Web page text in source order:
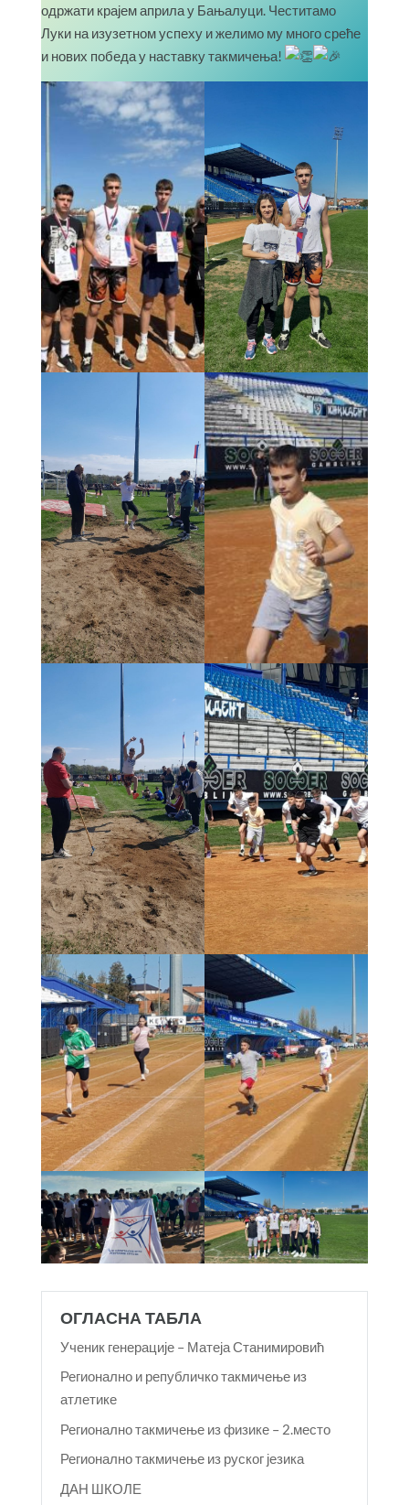
одржати крајем априла у Бањалуци. Честитамо
Луки на изузетном успеху и желимо му много среће
и нових победа у наставку такмичења!
ОГЛАСНА ТАБЛА
Ученик генерације – Матеја Станимировић
Регионално и републичко такмичење из
атлетике
Регионално такмичење из физике – 2.место
Регионално такмичење из руског језика
ДАН ШКОЛЕ